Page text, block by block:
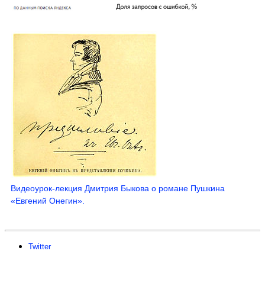
Видеоурок-лекция Дмитрия Быкова о романе Пушкина
«Евгений Онегин».
Twitter